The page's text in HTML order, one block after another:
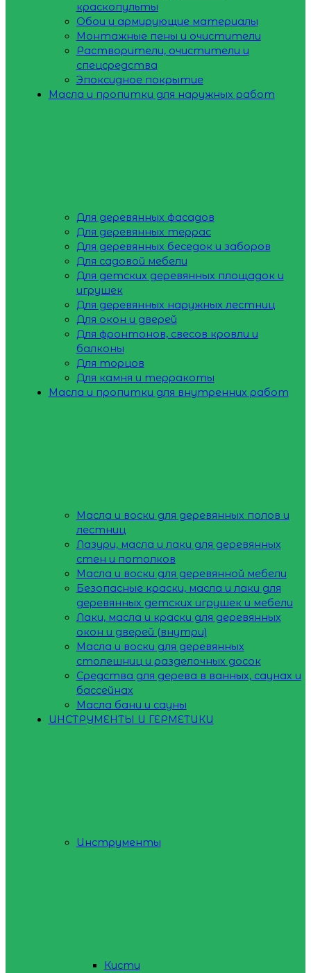
краскопульты
Обои и армирующие материалы
Монтажные пены и очистители
Растворители, очистители и
спецсредства
Эпоксидное покрытие
Масла и пропитки для наружных работ
Для деревянных фасадов
Для деревянных террас
Для деревянных беседок и заборов
Для садовой мебели
Для детских деревянных площадок и
игрушек
Для деревянных наружных лестниц
Для окон и дверей
Для фронтонов, свесов кровли и
балконы
Для торцов
Для камня и терракоты
Масла и пропитки для внутренних работ
Масла и воски для деревянных полов и
лестниц
Лазури, масла и лаки для деревянных
стен и потолков
Масла и воски для деревянной мебели
Безопасные краски, масла и лаки для
деревянных детских игрушек и мебели
Лаки, масла и краски для деревянных
окон и дверей (внутри)
Масла и воски для деревянных
столешниц и разделочных досок
Средства для дерева в ванных, саунах и
бассейнах
Масла бани и сауны
ИНСТРУМЕНТЫ И ГЕРМЕТИКИ
Инструменты
Кисти